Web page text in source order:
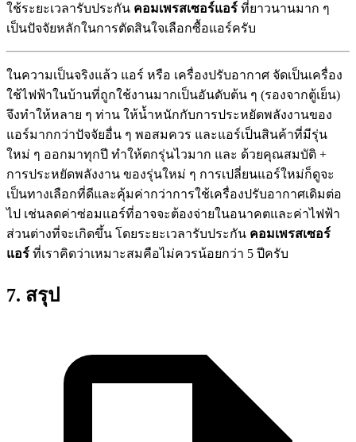
ใช้ระยะเวลารับประกัน คอมเพรสเซอร์แอร์ ที่ยาวนานมาก ๆ
เป็นปัจจัยหลักในการตัดสินใจเลือกซื้อแอร์ครับ
ในความเป็นจริงแล้ว แอร์ หรือ เครื่องปรับอากาศ จัดเป็นเครื่อง
ใช้ไฟฟ้าในบ้านที่ถูกใช้งานมากเป็นอันดับต้น ๆ (รองจากตู้เย็น)
จึงทำให้หลาย ๆ ท่าน ให้น้ำหนักกับการประหยัดพลังงานของ
แอร์มากกว่าปัจจัยอื่น ๆ พอสมควร และแอร์เป็นสินค้าที่มีรุ่น
ใหม่ ๆ ออกมาทุกปี ทำให้ตกรุ่นไวมาก และ ด้วยคุณสมบัติ +
การประหยัดพลังงาน ของรุ่นใหม่ ๆ การเปลี่ยนแอร์ใหม่ก็ดูจะ
เป็นทางเลือกที่ดีและคุ้มค่ากว่าการใช้เครื่องปรับอากาศเดิมต่อ
ไป เช่นลดค่าซ่อมแอร์ที่อาจจะต้องจ่ายในอนาคตและค่าไฟฟ้า
ส่วนต่างที่จะเกิดขึ้น โดยระยะเวลารับประกัน คอมเพรสเซอร์
แอร์ ที่เราคิดว่าเหมาะสมคือไม่ควรน้อยกว่า 5 ปีครับ
7. สรุป